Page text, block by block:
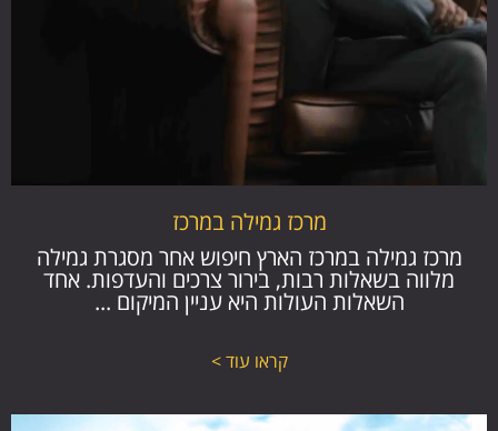
מרכז גמילה במרכז
מרכז גמילה במרכז הארץ חיפוש אחר מסגרת גמילה
מלווה בשאלות רבות, בירור צרכים והעדפות. אחד
השאלות העולות היא עניין המיקום ...
קראו עוד >